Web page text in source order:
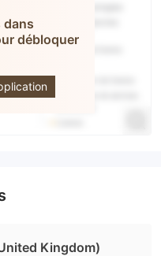
dans
débloquer
Kingdom)